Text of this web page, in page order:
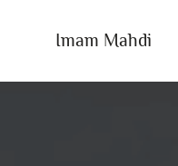
Imam Mahdi